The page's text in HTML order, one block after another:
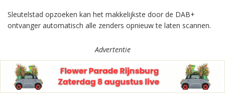
Sleutelstad opzoeken kan het makkelijkste door de DAB+
ontvanger automatisch alle zenders opnieuw te laten scannen.
Advertentie